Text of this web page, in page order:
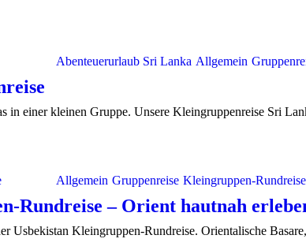
Abenteuerurlaub Sri Lanka Allgemein
in einer kleinen Gruppe. Unsere Kleingruppenreise Sri
Allgemein Gruppenreise Kleingruppen-Rundreise
Rundreise – Orient hautnah
Usbekistan Kleingruppen-Rundreise. Orientalische